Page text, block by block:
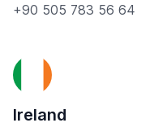
+90 505 783 56 64
Ireland